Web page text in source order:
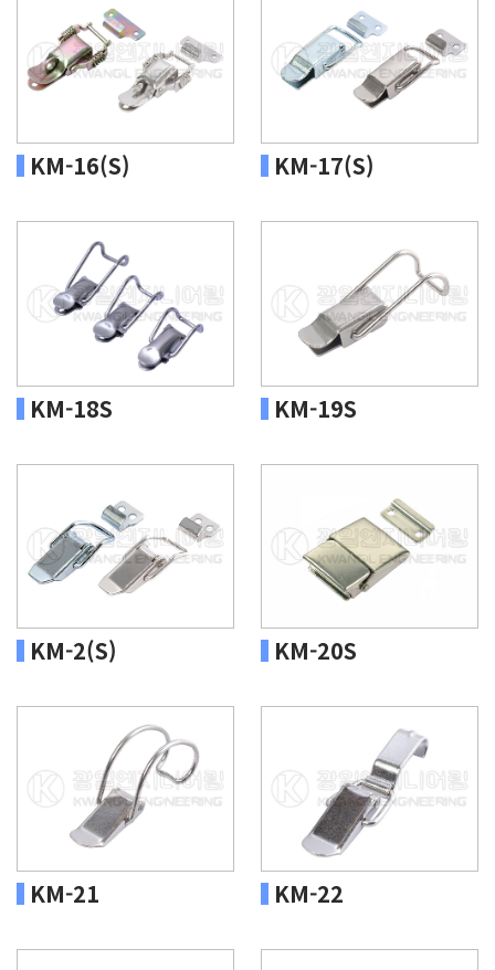
KM-16(S) KM-17(S)
KM-18S KM-19S
KM-2(S) KM-20S
KM-21 KM-22